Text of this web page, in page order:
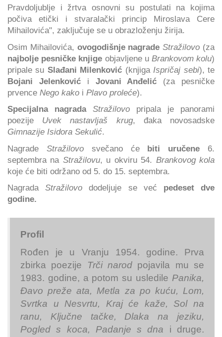
Pravdoljublje i žrtva osnovni su postulati na kojima
počiva etički i stvaralački princip Miroslava Cere
Mihailovića", zaključuje se u obrazloženju žirija.
Osim Mihailovića, ovogodišnje nagrade Stražilovo (za
najbolje pesničke knjige objavljene uBrankovom kolu)
pripale su Slađani Milenković (knjigaIspričaj sebi), te
Bojani Jelenkovići Jovani Anđelić (za pesničke
prvence Nego kako i Plavo proleće).
Specijalna nagrada
Stražilovo pripala je panorami
poezije Uvek nastavljaš krug, đaka novosadske
Gimnazije Isidora Sekulić.
Nagrade Stražilovosvečano će biti uručene 6.
septembra na Stražilovu, u okviru 54. Brankovog kola
koje će biti održano od 5. do 15. septembra.
NagradaStražilovododeljuje se već pedeset dve
godine.
Profil
Rođen je u Vranju 1954. godine. Prva
zbirka poezije Trči narod pojavila mu se
1983. godine, a potom su usledile Panika,
Đavo preže ata, Metla za po kuću, Lom,
Svrtka u Nesvrtu, Kraj će kaže, Sol na
ranu, Ključne tačke, Dlaka na jeziku,
Pogled s koca, Padanje s dna i druge.